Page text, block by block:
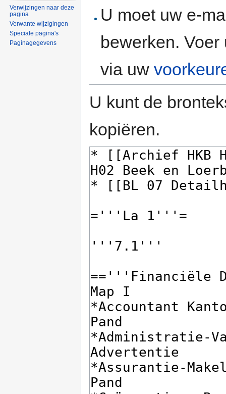
U moet uw e-
bewerken.
via uw
U kunt de
kopiëren.
Verwijzingen naar deze
pagina
Verwante wijzigingen
Speciale pagina's
Paginagegevens